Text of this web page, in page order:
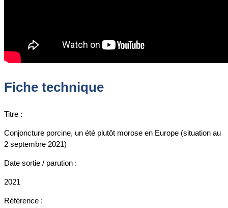
Fiche technique
Titre :
Conjoncture porcine, un été plutôt morose en Europe (situation au
2 septembre 2021)
Date sortie / parution :
2021
Référence :